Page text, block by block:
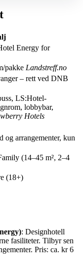
Energy for
pakke Landstreff.no
– rett ved DNB
LS:Hotel-
lobbybar,
Hotels
og arrangementer, kun
(14–45 m², 2–4
(18+)
: Designhotell
fasiliteter. Tilbyr sen
Pris: ca. kr 6